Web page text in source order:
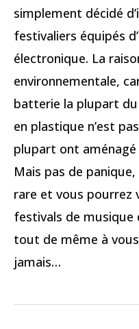
simplement décidé
festivaliers équipés
électronique. La
environnementale,
batterie la plupart
en plastique n’est
plupart ont aménagé
Mais pas de
rare et vous pourrez
festivals de musique
tout de même à
jamais…